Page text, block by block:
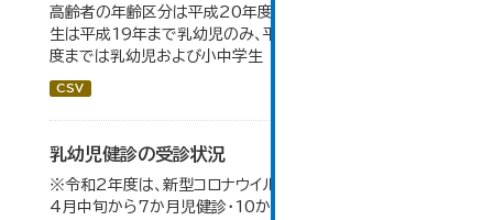
高齢者の年齢区分は平成20年度から変更 乳幼児・小中高
生は平成19年まで乳幼児のみ、平成20年度から令和元年
度までは乳幼児および小中学生
CSV
乳幼児健診の受診状況
※令和2年度は、新型コロナウイルス感染拡大防止のため、
4月中旬から7か月児健診・10か月児健診及び2歳6か月